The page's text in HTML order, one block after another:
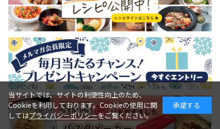
当サイトでは、サイトの利便性向上のため、
Cookieを利用しております。Cookieの使用に関
してはプライバシーポリシーをご覧ください。
承諾する